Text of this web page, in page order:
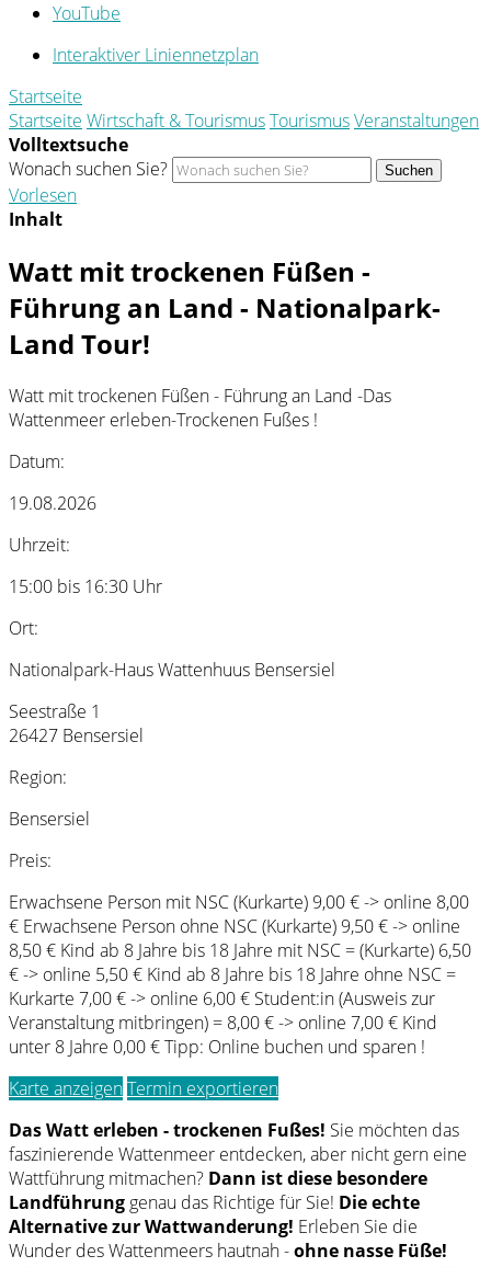
YouTube
Interaktiver Liniennetzplan
Startseite
Startseite Wirtschaft & TourismusTourismusVeranstaltungen
Volltextsuche
Wonach suchen Sie?
Suchen
Vorlesen
Inhalt
Watt mit trockenen Füßen -
Führung an Land - Nationalpark-
Land Tour!
Watt mit trockenen Füßen - Führung an Land -Das
Wattenmeer erleben-Trockenen Fußes !
Datum:
19.08.2026
Uhrzeit:
15:00 bis 16:30 Uhr
Ort:
Nationalpark-Haus Wattenhuus Bensersiel
Seestraße 1
26427 Bensersiel
Region:
Bensersiel
Preis:
Erwachsene Person mit NSC (Kurkarte) 9,00 € -> online 8,00
€ Erwachsene Person ohne NSC (Kurkarte) 9,50 € -> online
8,50 € Kind ab 8 Jahre bis 18 Jahre mit NSC = (Kurkarte) 6,50
€ -> online 5,50 € Kind ab 8 Jahre bis 18 Jahre ohne NSC =
Kurkarte 7,00 € -> online 6,00 € Student:in (Ausweis zur
Veranstaltung mitbringen) = 8,00 € -> online 7,00 € Kind
unter 8 Jahre 0,00 € Tipp: Online buchen und sparen !
Karte anzeigenTermin exportieren
Das Watt erleben - trockenen Fußes! Sie möchten das
faszinierende Wattenmeer entdecken, aber nicht gern eine
Wattführung mitmachen? Dann ist diese besondere
Landführung genau das Richtige für Sie! Die echte
Alternative zur Wattwanderung! Erleben Sie die
Wunder des Wattenmeers hautnah -ohne nasse Füße!